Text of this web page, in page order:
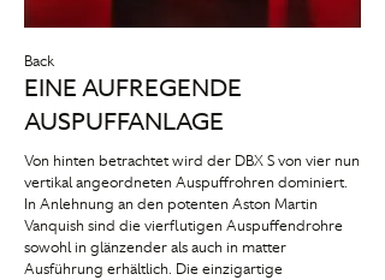
Back
EINE AUFREGENDE
AUSPUFFANLAGE
Von hinten betrachtet wird der DBX S von vier nun
vertikal angeordneten Auspuffrohren dominiert.
In Anlehnung an den potenten Aston Martin
Vanquish sind die vierflutigen Auspuffendrohre
sowohl in glänzender als auch in matter
Ausführung erhältlich. Die einzigartige